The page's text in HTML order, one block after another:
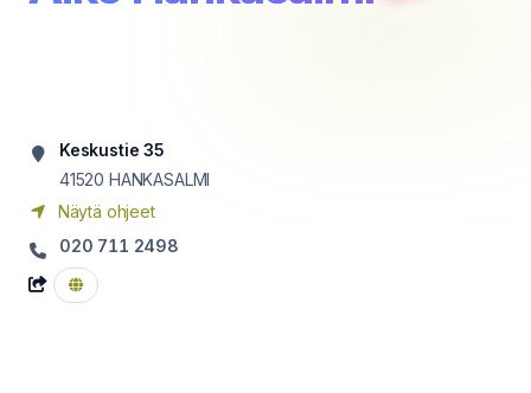
Keskustie 35
41520 HANKASALMI
Näytä ohjeet
020 711 2498